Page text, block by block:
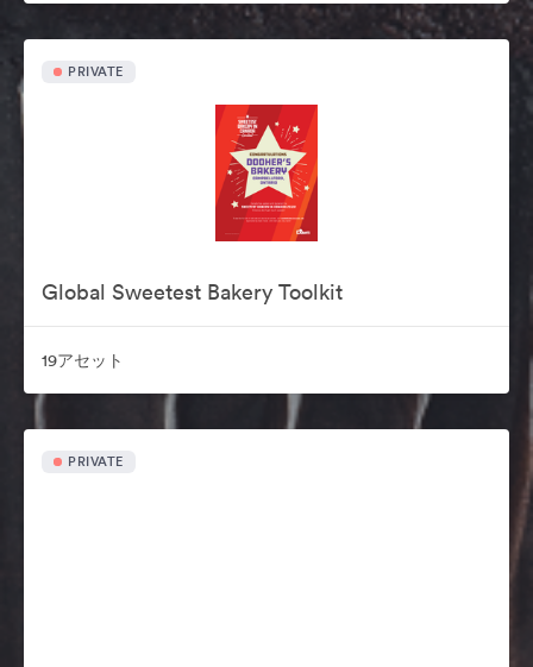
PRIVATE
Global Sweetest Bakery Toolkit
19アセット
PRIVATE